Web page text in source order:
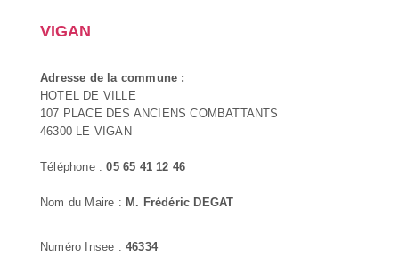
VIGAN
Adresse de la commune :
HOTEL DE VILLE
107 PLACE DES ANCIENS COMBATTANTS
46300 LE VIGAN
Téléphone :05 65 41 12 46
Nom du Maire : M. Frédéric DEGAT
Numéro Insee : 46334